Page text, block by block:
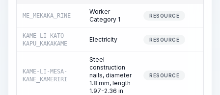
ME_MEKAKA_RINE
Worker
Category 1
RESOURCE
KAME-LI-KATO-
KAPU_KAKAKAME
Electricity RESOURCE
KAME-LI-MESA-
KANE_KAMERIRI
Steel
construction
nails, diameter
1.8 mm, length
1.97-2.36 in
RESOURCE